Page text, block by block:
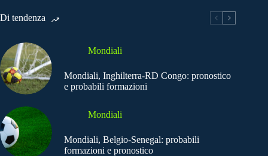
Di tendenza
Mondiali
Mondiali, Inghilterra-RD Congo: pronostico
e probabili formazioni
Mondiali
Mondiali, Belgio-Senegal: probabili
formazioni e pronostico